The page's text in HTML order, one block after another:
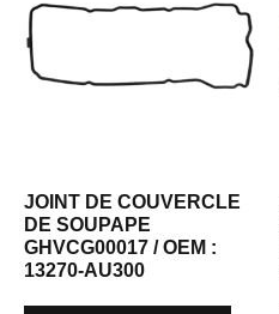
JOINT DE COUVERCLE
DE SOUPAPE
GHVCG00017 / OEM :
13270-AU300